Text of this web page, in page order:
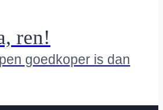
ren!
goedkoper is dan